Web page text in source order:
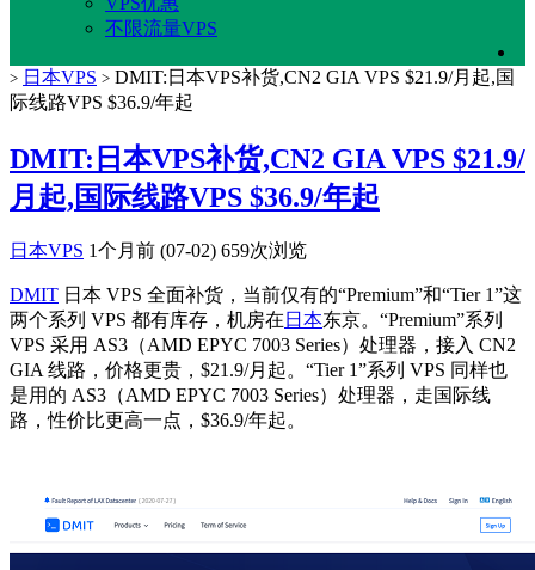
不限流量VPS
> 日本VPS > DMIT:日本VPS补货,CN2 GIA VPS $21.9/月起,国
际线路VPS $36.9/年起
DMIT:日本VPS补货,CN2 GIA VPS $21.9/
月起,国际线路VPS $36.9/年起
日本VPS 1个月前 (07-02) 659次浏览
DMIT 日本 VPS 全面补货，当前仅有的“Premium”和“Tier 1”这
两个系列 VPS 都有库存，机房在 日本东京。“Premium”系列
VPS 采用 AS3（AMD EPYC 7003 Series）处理器，接入 CN2
GIA 线路，价格更贵，$21.9/月起。“Tier 1”系列 VPS 同样也
是用的 AS3（AMD EPYC 7003 Series）处理器，走国际线
路，性价比更高一点，$36.9/年起。